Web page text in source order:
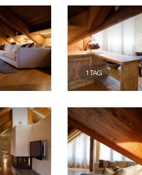
1 TAG